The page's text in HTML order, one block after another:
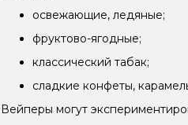
освежающие, ледяные;
фруктово-ягодные;
классический табак;
сладкие конфеты,
Вейперы могут